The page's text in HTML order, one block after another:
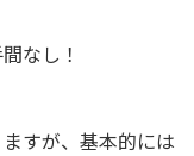
なし！
すが、基本的には